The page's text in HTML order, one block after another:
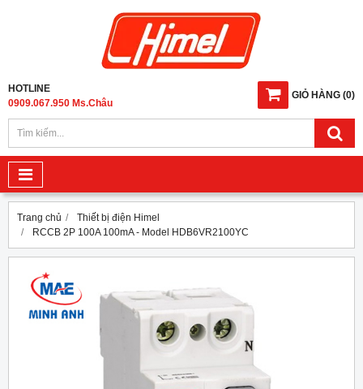
GIỎ HÀNG (0)
HOTLINE
0909.067.950 Ms.Châu
Trang chủ
Thiết bị điện Himel
RCCB 2P 100A 100mA - Model HDB6VR2100YC